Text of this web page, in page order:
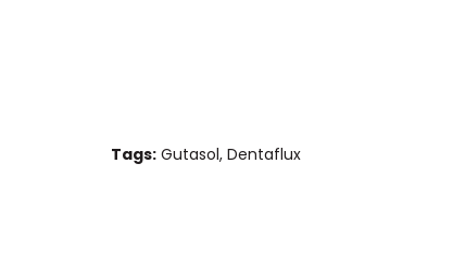
Tags: Gutasol, Dentaflux